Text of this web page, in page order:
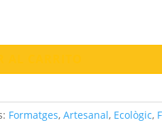
Formatges, Artesanal, Ecològic,